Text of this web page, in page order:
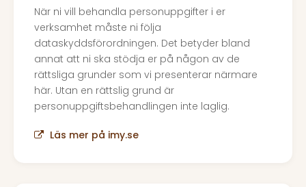
När ni vill behandla personuppgifter i er
verksamhet måste ni följa
dataskyddsförordningen. Det betyder bland
annat att ni ska stödja er på någon av de
rättsliga grunder som vi presenterar närmare
här. Utan en rättslig grund är
personuppgiftsbehandlingen inte laglig.
Läs mer på imy.se